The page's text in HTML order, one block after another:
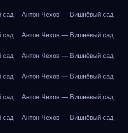
сад Антон Чехов — Вишнёвый сад
сад Антон Чехов — Вишнёвый сад
сад Антон Чехов — Вишнёвый сад
сад Антон Чехов — Вишнёвый сад
сад Антон Чехов — Вишнёвый сад
сад Антон Чехов — Вишнёвый сад